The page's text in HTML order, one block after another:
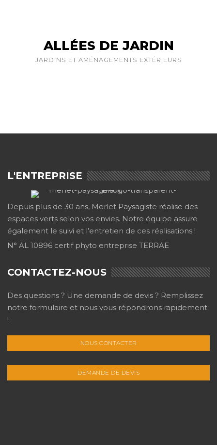
ALLÉES DE JARDIN
JARDINS ET AMÉNAGEMENTS EXTÉRIEURS
L'ENTREPRISE
Depuis plus de 30 ans, Merlet Paysagiste réalise des
espaces verts selon vos envies. Notre équipe assure
également le suivi et l’entretien de ces réalisations !
N° AL 10896 certif phyto entreprise TERRAE
CONTACTEZ-NOUS
Des questions ? Une demande de devis ? Remplissez
notre formulaire et nous vous répondrons rapidement
!
NOUS CONTACTER
DEMANDE DE DEVIS